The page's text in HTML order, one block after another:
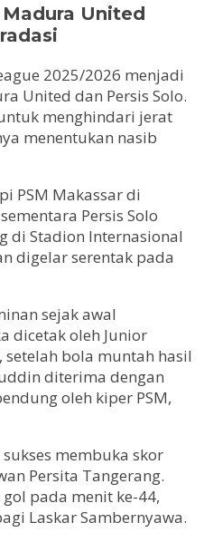
United
2025/2026 menjadi
United dan Persis Solo.
menghindari jerat
menentukan nasib
PSM Makassar di
Persis Solo
di Stadion Internasional
digelar serentak pada
sejak awal
dicetak oleh Junior
bola muntah hasil
diterima dengan
oleh kiper PSM,
membuka skor
Persita Tangerang.
gol pada menit ke-44,
Laskar Sambernyawa.